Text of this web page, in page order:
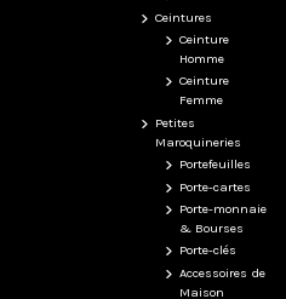
Ceintures
Ceinture
Homme
Ceinture
Femme
Petites
Maroquineries
Portefeuilles
Porte-cartes
Porte-monnaie
& Bourses
Porte-clés
Accessoires de
Maison